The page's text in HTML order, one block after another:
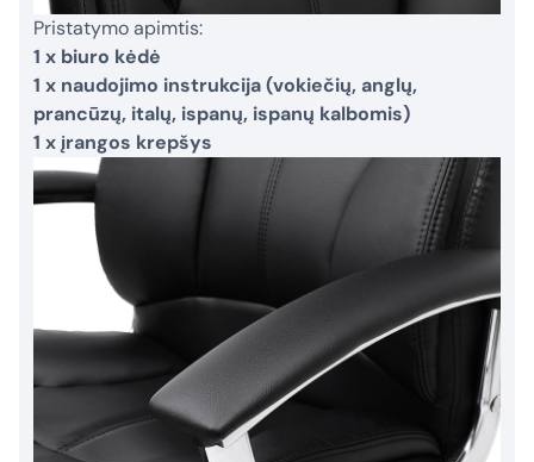
Pristatymo apimtis:
1 x biuro kėdė
1 x naudojimo instrukcija (vokiečių, anglų,
prancūzų, italų, ispanų, ispanų kalbomis)
1 x įrangos krepšys